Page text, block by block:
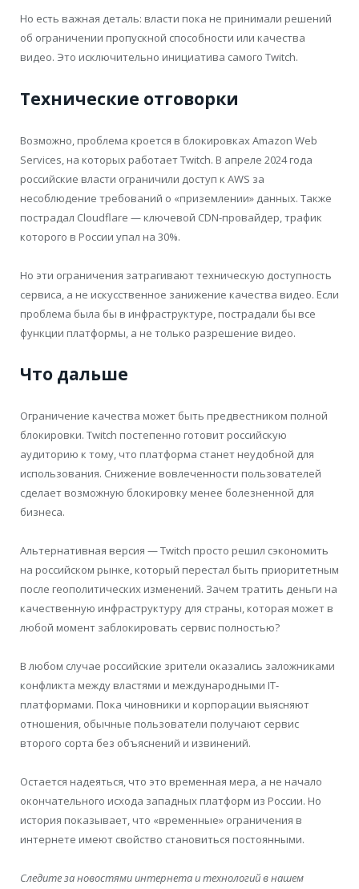
Но есть важная деталь: власти пока не принимали решений
об ограничении пропускной способности или качества
видео. Это исключительно инициатива самого Twitch.
Технические отговорки
Возможно, проблема кроется в блокировках Amazon Web
Services, на которых работает Twitch. В апреле 2024 года
российские власти ограничили доступ к AWS за
несоблюдение требований о «приземлении» данных. Также
пострадал Cloudflare — ключевой CDN-провайдер, трафик
которого в России упал на 30%.
Но эти ограничения затрагивают техническую доступность
сервиса, а не искусственное занижение качества видео. Если
проблема была бы в инфраструктуре, пострадали бы все
функции платформы, а не только разрешение видео.
Что дальше
Ограничение качества может быть предвестником полной
блокировки. Twitch постепенно готовит российскую
аудиторию к тому, что платформа станет неудобной для
использования. Снижение вовлеченности пользователей
сделает возможную блокировку менее болезненной для
бизнеса.
Альтернативная версия — Twitch просто решил сэкономить
на российском рынке, который перестал быть приоритетным
после геополитических изменений. Зачем тратить деньги на
качественную инфраструктуру для страны, которая может в
любой момент заблокировать сервис полностью?
В любом случае российские зрители оказались заложниками
конфликта между властями и международными IT-
платформами. Пока чиновники и корпорации выясняют
отношения, обычные пользователи получают сервис
второго сорта без объяснений и извинений.
Остается надеяться, что это временная мера, а не начало
окончательного исхода западных платформ из России. Но
история показывает, что «временные» ограничения в
интернете имеют свойство становиться постоянными.
Следите за новостями интернета и технологий в нашем